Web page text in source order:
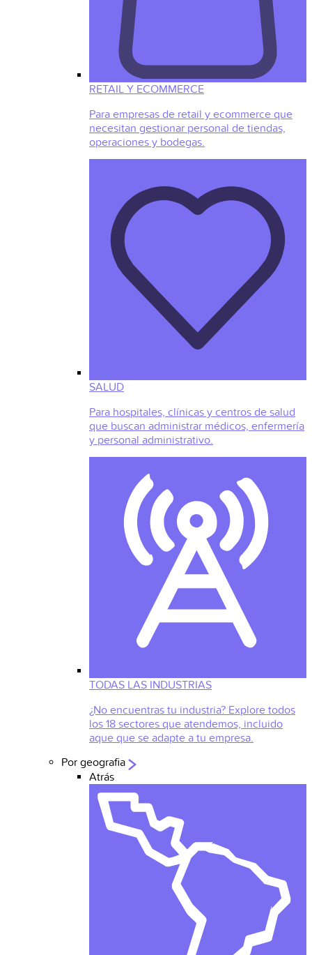
RETAIL Y ECOMMERCE
Para empresas de retail y ecommerce que
necesitan gestionar personal de tiendas,
operaciones y bodegas.
SALUD
Para hospitales, clínicas y centros de salud
que buscan administrar médicos, enfermería
y personal administrativo.
TODAS LAS INDUSTRIAS
¿No encuentras tu industria? Explore todos
los 18 sectores que atendemos, incluido
aque que se adapte a tu empresa.
Por geografia
Atrás